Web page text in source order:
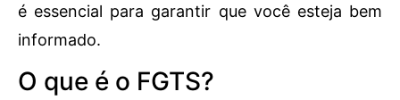
é essencial para garantir que você esteja bem
informado.
O que é o FGTS?